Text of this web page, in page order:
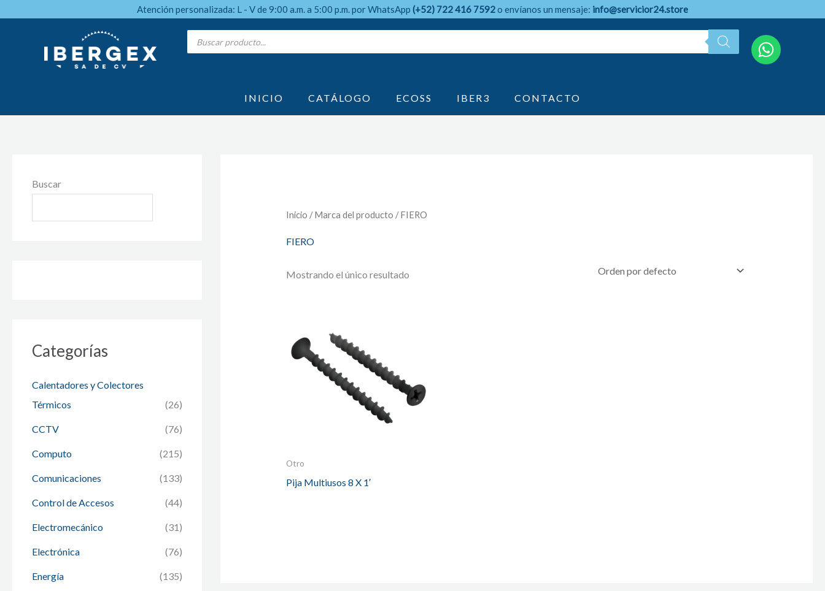
Atención personalizada: L - V de 9:00 a.m. a 5:00 p.m. por WhatsApp (+52) 722 416 7592o envíanos un mensaje: info@servicior24.store
Products
search
INICIO CATÁLOGO ECOSS IBER3 CONTACTO
Buscar
Categorías
Calentadores y Colectores
Térmicos
(26)
CCTV (76)
Computo (215)
Comunicaciones (133)
Control de Accesos (44)
Electromecánico (31)
Electrónica (76)
Energía (135)
Inicio / Marca del producto / FIERO
FIERO
Mostrando el único resultado
Otro
Pija Multiusos 8 X 1′